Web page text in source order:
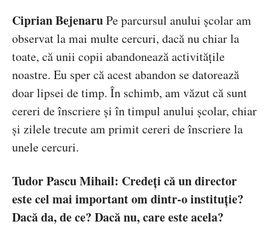
Ciprian BejenaruPe parcursul anului școlar am
observat la mai multe cercuri, dacă nu chiar la
toate, că unii copii abandonează activitățile
noastre. Eu sper că acest abandon se datorează
doar lipsei de timp. În schimb, am văzut că sunt
cereri de înscriere și în timpul anului școlar, chiar
și zilele trecute am primit cereri de înscriere la
unele cercuri.
Tudor Pascu Mihail: Credeți că un director
este cel mai important om dintr-o instituție?
Dacă da, de ce? Dacă nu, care este acela?